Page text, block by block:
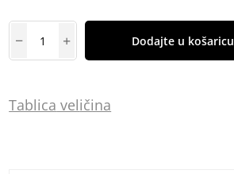
Dodajte u košaricu
Tablica veličina